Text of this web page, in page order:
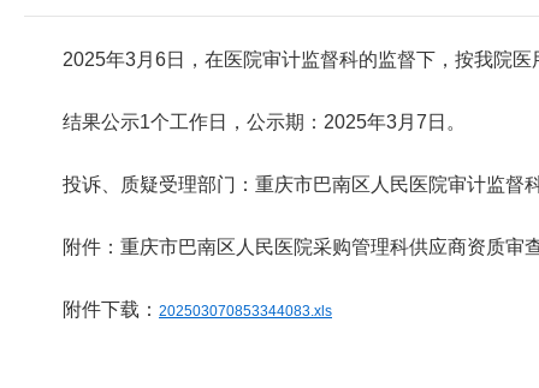
2025年3月6日，在医院审计监督科的监督下，按我院
结果公示1个工作日，公示期：2025年3月7日。
投诉、质疑受理部门：重庆市巴南区人民医院审计监督
附件：重庆市巴南区人民医院采购管理科供应商资质审
附件下载： 202503070853344083.xls